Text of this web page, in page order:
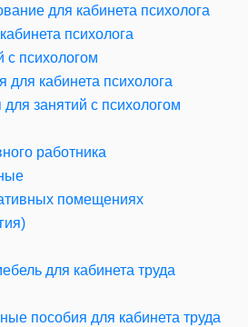
для кабинета психолога
психолога
с психологом
для кабинета психолога
занятий с психологом
работника
помещениях
для кабинета труда
пособия для кабинета труда